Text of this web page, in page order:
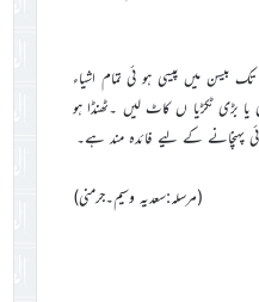
میں پیسی ہو ئی تمام اشیاء
بڑی ٹکڑیا ں کاٹ لیں ۔ٹھنڈا ہو
پہنچانے کے لیے فائدہ مند ہے۔
(مرسلہ:سعدیہ وسیم۔جرمنی)